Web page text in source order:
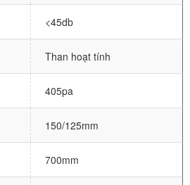
<45db
Than hoạt tính
405pa
150/125mm
700mm